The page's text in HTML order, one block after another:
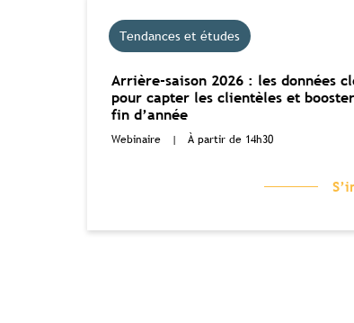
Tendances et études
Arrière-saison 2026 : les données
pour capter les clientèles et
fin d’année
Webinaire | À partir de 14h30